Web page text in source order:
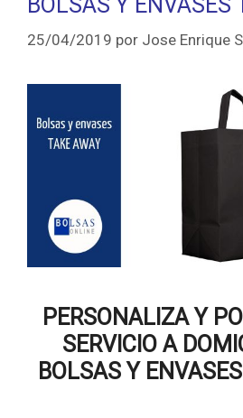
25/04/2019 por Jose Enrique
PERSONALIZA Y
SERVICIO A
BOLSAS Y